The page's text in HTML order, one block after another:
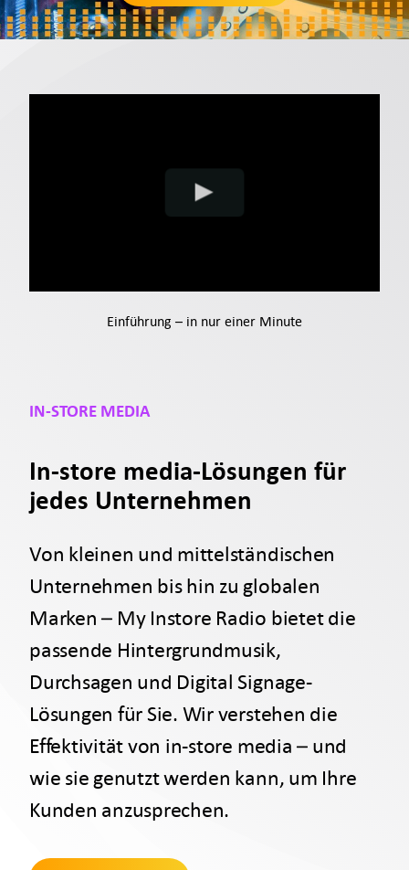
Angebot
Einführung – in nur einer Minute
IN-STORE MEDIA
In-store media-Lösungen für
jedes Unternehmen
Von kleinen und mittelständischen
Unternehmen bis hin zu globalen
Marken – My Instore Radio bietet die
passende Hintergrundmusik,
Durchsagen und Digital Signage-
Lösungen für Sie. Wir verstehen die
Effektivität von in-store media – und
wie sie genutzt werden kann, um Ihre
Kunden anzusprechen.